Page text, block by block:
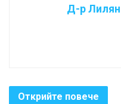
Д-р
Открийте повече